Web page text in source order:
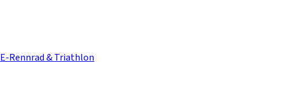
E-Rennrad & Triathlon